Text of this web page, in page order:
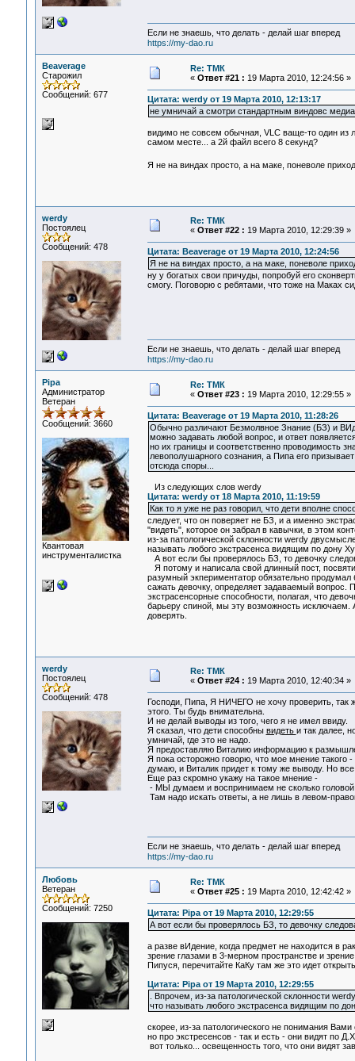
Если не знаешь, что делать - делай шаг вперед
https://my-dao.ru
Beaverage
Старожил
Сообщений: 677
Re: ТМК
« Ответ #21 : 19 Марта 2010, 12:24:56 »
Цитата: werdy от 19 Марта 2010, 12:13:17
не умничай а смотри стандартным виндовс
видимо не совсем обычная, VLC ваще-то один из
самом месте... а 2й файл всего 8 секунд?
Я не на виндах просто, а на маке, поневоле
werdy
Постоялец
Сообщений: 478
Re: ТМК
« Ответ #22 : 19 Марта 2010, 12:29:39 »
Цитата: Beaverage от 19 Марта 2010, 12:24:56
Я не на виндах просто, а на маке, поневоле
ну у богатых свои причуды, попробуй его
смогу. Поговорю с ребятами, что тоже на Маках
Если не знаешь, что делать - делай шаг вперед
https://my-dao.ru
Pipa
Администратор
Ветеран
Сообщений: 3660
Квантовая
инструменталистка
Re: ТМК
« Ответ #23 : 19 Марта 2010, 12:29:55 »
Цитата: Beaverage от 19 Марта 2010, 11:28:26
Обычно различают Безмолвное Знание (БЗ) и
можно задавать любой вопрос, и ответ
но их границы и соответственно проводимость
левополушарного сознания, а Пипа его
отсюда споры...
Из следующих слов werdy
Цитата: werdy от 18 Марта 2010, 11:19:59
Как то я уже не раз говорил, что дети вполне
следует, что он поверяет не БЗ, и а именно
"видеть", которое он забрал в кавычки, в этом
из-за патологической склонности werdy
называть любого экстрасенса видящим по дону
А вот если бы проверялось БЗ, то девочку
Я потому и написала свой длинный пост,
разумный экпериментатор обязательно
сажать девочку, определяет задаваемый
экстрасенсорные способности, полагая, что
барьеру спиной, мы эту возможность исключаем.
доверять.
werdy
Постоялец
Сообщений: 478
Re: ТМК
« Ответ #24 : 19 Марта 2010, 12:40:34 »
Господи, Пипа, Я НИЧЕГО не хочу проверить, так
этого. Ты будь внимательна.
И не делай выводы из того, чего я не имел ввиду.
Я сказал, что дети способны видеть и так далее,
умничай, где это не надо.
Я предоставляю Виталию информацию к
Я пока осторожно говорю, что мое мнение такого
думаю, и Виталик придет к тому же выводу. Но
Еще раз скромно укажу на такое мнение -
- МЫ думаем и воспринимаем не сколько
Там надо искать ответы, а не лишь в левом-
Если не знаешь, что делать - делай шаг вперед
https://my-dao.ru
Любовь
Ветеран
Сообщений: 7250
Re: ТМК
« Ответ #25 : 19 Марта 2010, 12:42:42 »
Цитата: Pipa от 19 Марта 2010, 12:29:55
А вот если бы проверялось БЗ, то девочку
а разве вИдение, когда предмет не находится в
зрение глазами в 3-мерном пространстве и
Пипуся, перечитайте КаКу там же это идет
Цитата: Pipa от 19 Марта 2010, 12:29:55
. Впрочем, из-за патологической склонности
что называть любого экстрасенса видящим по
скорее, из-за патологического не понимания
но про экстресенсов - так и есть - они видят по
вот только... освещенность того, что они видят